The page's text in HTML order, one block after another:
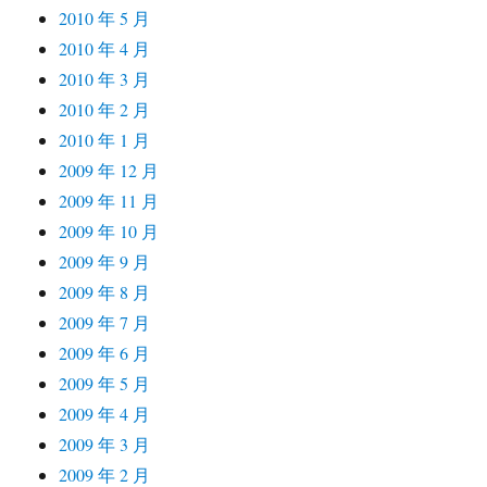
2010 年 5 月
2010 年 4 月
2010 年 3 月
2010 年 2 月
2010 年 1 月
2009 年 12 月
2009 年 11 月
2009 年 10 月
2009 年 9 月
2009 年 8 月
2009 年 7 月
2009 年 6 月
2009 年 5 月
2009 年 4 月
2009 年 3 月
2009 年 2 月